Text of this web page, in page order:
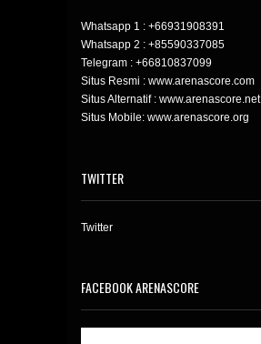
Whatsapp 1 : +66931908391
Whatsapp 2 : +85590337085
Telegram : +66810837099
Situs Resmi : www.arenascore.com
Situs Alternatif : www.arenascore.net
Situs Mobile: www.arenascore.org
TWITTER
Twitter
FACEBOOK ARENASCORE